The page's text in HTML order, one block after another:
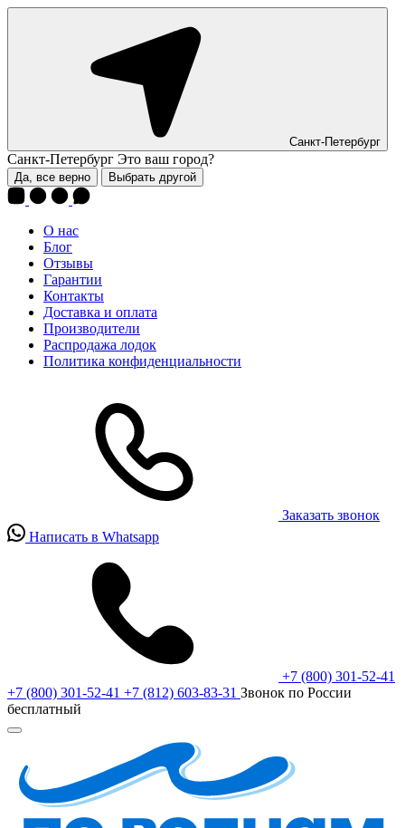
Санкт-Петербург
Санкт-Петербург Это ваш город?
Да, все верно Выбрать другой
О нас
Блог
Отзывы
Гарантии
Контакты
Доставка и оплата
Производители
Распродажа лодок
Политика конфиденциальности
Заказать звонок
Написать в Whatsapp
+7 (800) 301-52-41
+7 (800) 301-52-41 +7 (812) 603-83-31 Звонок по России
бесплатный